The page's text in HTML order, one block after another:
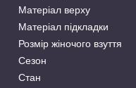
Матеріал верху
Матеріал підкладки
Розмір жіночого взуття
Сезон
Стан